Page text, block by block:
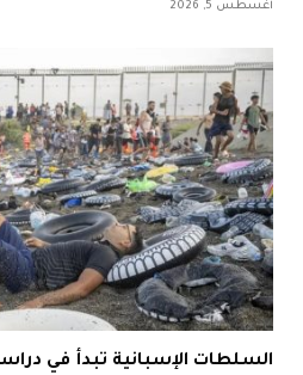
أغسطس 5, 2026